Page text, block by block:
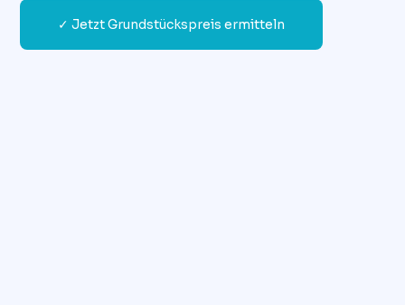
✓ Jetzt Grundstückspreis ermitteln